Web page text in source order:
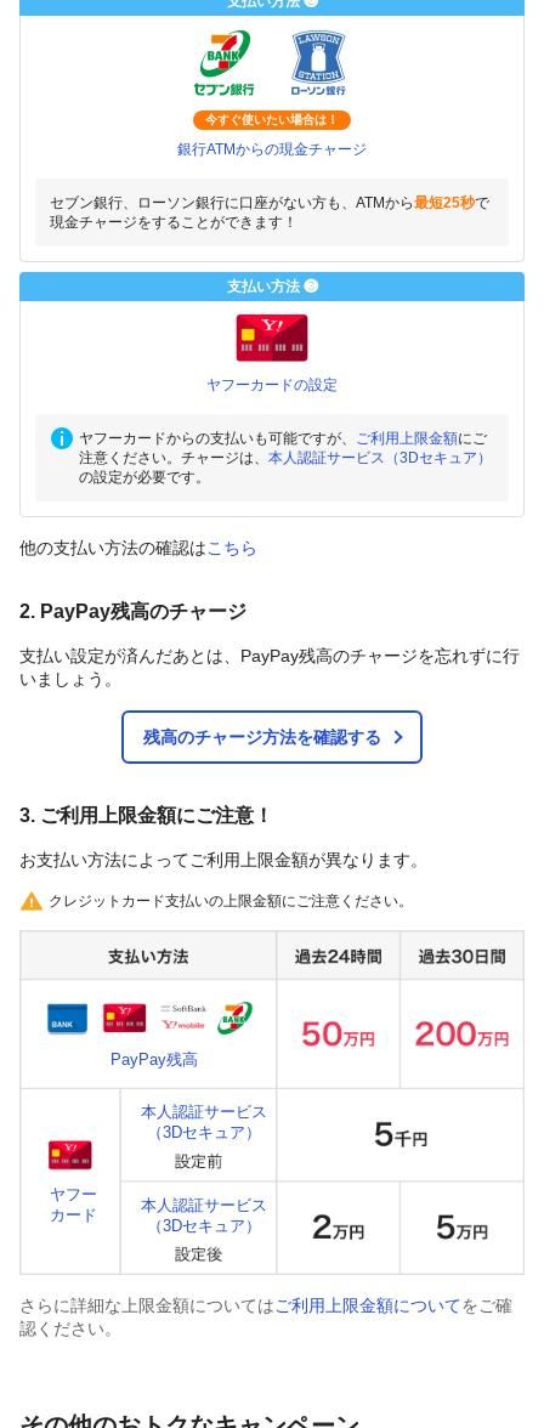
今すぐ使いたい場合は！
銀行ATMからの現金チャージ
セブン銀行、ローソン銀行に口座がない方も、ATMから最短25秒で
現金チャージをすることができます！
支払い方法 ❸
ヤフーカードの設定
ヤフーカードからの支払いも可能ですが、 ご利用上限金額にご
注意ください。チャージは、 本人認証サービス（3Dセキュア）
の設定が必要です。
他の支払い方法の確認はこちら
2. PayPay残高のチャージ
支払い設定が済んだあとは、PayPay残高のチャージを忘れずに行
いましょう。
残高のチャージ方法を確認する
3. ご利用上限金額にご注意！
お支払い方法によってご利用上限金額が異なります。
クレジットカード支払いの上限金額にご注意ください。
PayPay残高
ヤフー
カード
本人認証サービス
（3Dセキュア）
本人認証サービス
（3Dセキュア）
さらに詳細な上限金額についてはご利用上限金額についてをご確
認ください。